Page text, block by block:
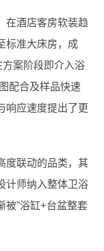
在酒店客房软装趋
标准大床房，成
案阶段即介入浴
配合及样品快速
响应速度提出了更
度联动的品类，其
计师纳入整体卫浴
被"浴缸+台盆整套